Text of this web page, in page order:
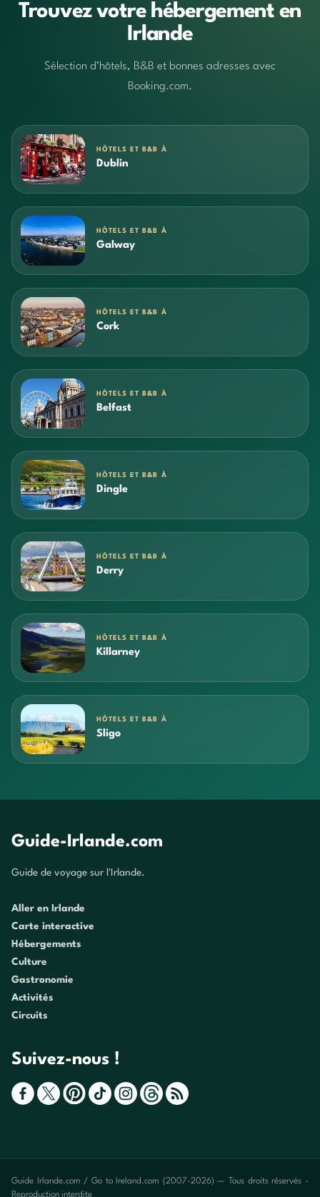
Trouvez votre hébergement en
Irlande
Sélection d’hôtels, B&B et bonnes adresses avec
Booking.com.
HÔTELS ET B&B À
Dublin
HÔTELS ET B&B À
Galway
HÔTELS ET B&B À
Cork
HÔTELS ET B&B À
Belfast
HÔTELS ET B&B À
Dingle
HÔTELS ET B&B À
Derry
HÔTELS ET B&B À
Killarney
HÔTELS ET B&B À
Sligo
Guide-Irlande.com
Guide de voyage sur l'Irlande.
Aller en Irlande
Carte interactive
Hébergements
Culture
Gastronomie
Activités
Circuits
Suivez-nous !
Guide Irlande.com / Go to Ireland.com (2007-2026) — Tous droits réservés -
Reproduction interdite